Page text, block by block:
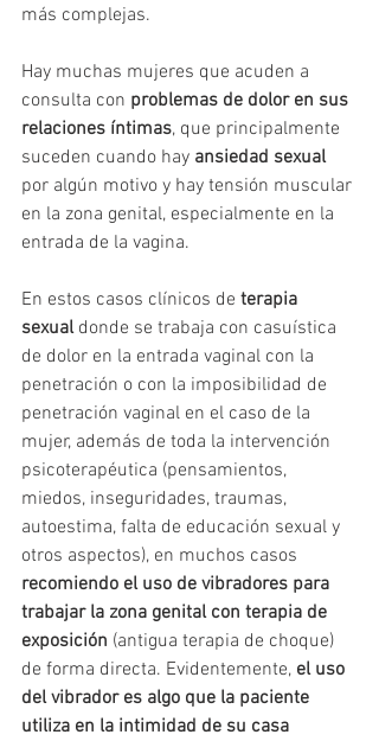
más complejas.
Hay muchas mujeres que acuden a
consulta con problemas de dolor en sus
relaciones íntimas, que principalmente
suceden cuando hay ansiedad sexual
por algún motivo y hay tensión muscular
en la zona genital, especialmente en la
entrada de la vagina.
En estos casos clínicos de terapia
sexual donde se trabaja con casuística
de dolor en la entrada vaginal con la
penetración o con la imposibilidad de
penetración vaginal en el caso de la
mujer, además de toda la intervención
psicoterapéutica (pensamientos,
miedos, inseguridades, traumas,
autoestima, falta de educación sexual y
otros aspectos), en muchos casos
recomiendo el uso de vibradores para
trabajar la zona genital con terapia de
exposición (antigua terapia de choque)
de forma directa. Evidentemente, el uso
del vibrador es algo que la paciente
utiliza en la intimidad de su casa